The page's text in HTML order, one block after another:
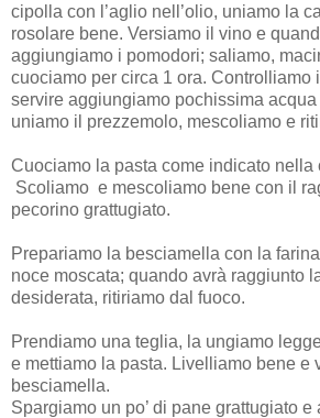
cipolla con l’aglio nell’olio, uniamo la
rosolare bene. Versiamo il vino e
aggiungiamo i pomodori; saliamo,
cuociamo per circa 1 ora. Controlliamo
servire aggiungiamo pochissima
uniamo il prezzemolo, mescoliamo e
Cuociamo la pasta come indicato nella
Scoliamo e mescoliamo bene con il
pecorino grattugiato.
Prepariamo la besciamella con la
noce moscata; quando avrà raggiunto
desiderata, ritiriamo dal fuoco.
Prendiamo una teglia, la ungiamo
e mettiamo la pasta. Livelliamo bene e
besciamella.
Spargiamo un po’ di pane grattugiato e